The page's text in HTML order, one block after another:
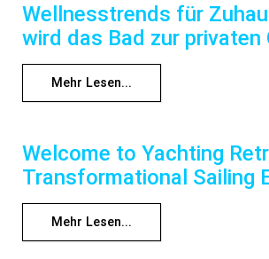
Wellnesstrends für
wird das Bad zur privaten
Mehr Lesen...
Welcome to Yachting
Transformational Sailing
Mehr Lesen...